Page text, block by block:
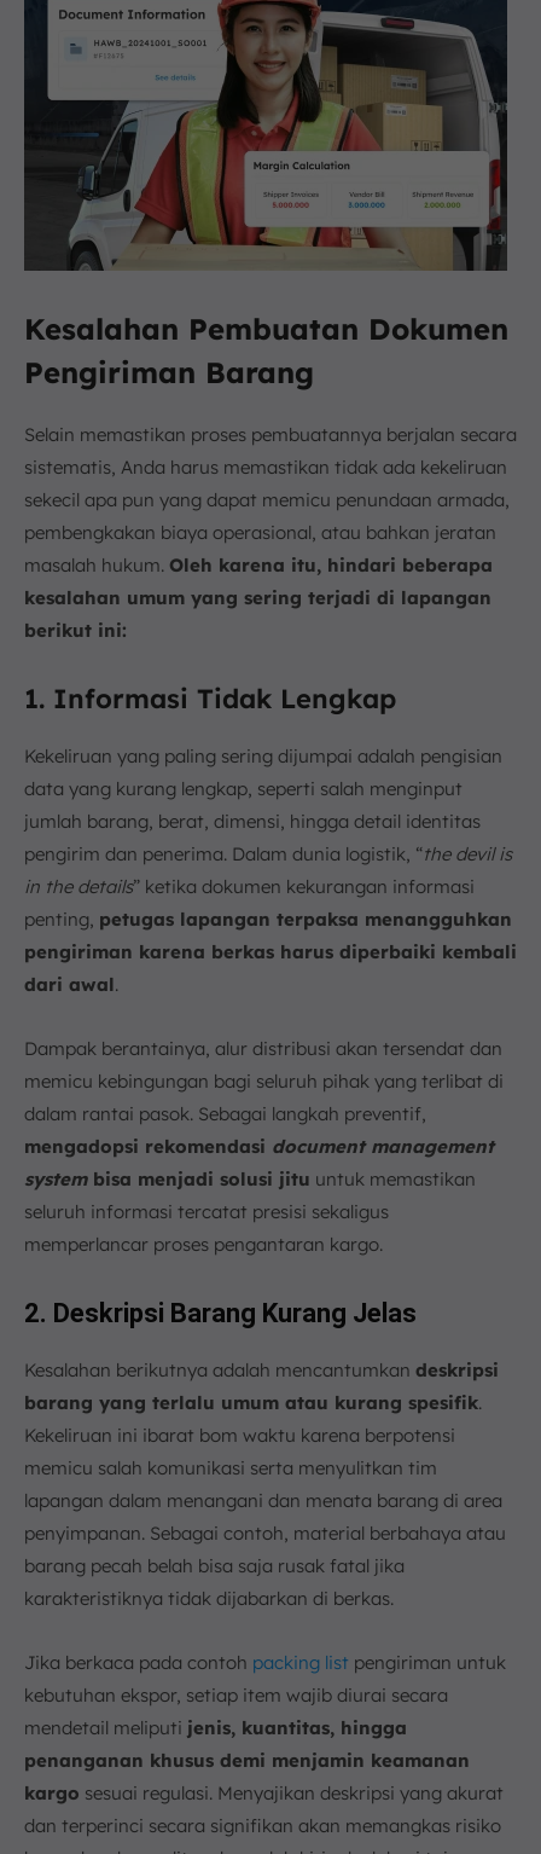
Kesalahan Pembuatan Dokumen
Pengiriman Barang
Selain memastikan proses pembuatannya berjalan secara
sistematis, Anda harus memastikan tidak ada kekeliruan
sekecil apa pun yang dapat memicu penundaan armada,
pembengkakan biaya operasional, atau bahkan jeratan
masalah hukum. Oleh karena itu, hindari beberapa
kesalahan umum yang sering terjadi di lapangan
berikut ini:
1. Informasi Tidak Lengkap
Kekeliruan yang paling sering dijumpai adalah pengisian
data yang kurang lengkap, seperti salah menginput
jumlah barang, berat, dimensi, hingga detail identitas
pengirim dan penerima. Dalam dunia logistik, “the devil is
in the details” ketika dokumen kekurangan informasi
penting, petugas lapangan terpaksa menangguhkan
pengiriman karena berkas harus diperbaiki kembali
dari awal.
Dampak berantainya, alur distribusi akan tersendat dan
memicu kebingungan bagi seluruh pihak yang terlibat di
dalam rantai pasok. Sebagai langkah preventif,
mengadopsi rekomendasi document management
systembisa menjadi solusi jitu untuk memastikan
seluruh informasi tercatat presisi sekaligus
memperlancar proses pengantaran kargo.
2. Deskripsi Barang Kurang Jelas
Kesalahan berikutnya adalah mencantumkan deskripsi
barang yang terlalu umum atau kurang spesifik.
Kekeliruan ini ibarat bom waktu karena berpotensi
memicu salah komunikasi serta menyulitkan tim
lapangan dalam menangani dan menata barang di area
penyimpanan. Sebagai contoh, material berbahaya atau
barang pecah belah bisa saja rusak fatal jika
karakteristiknya tidak dijabarkan di berkas.
Jika berkaca pada contoh packing list pengiriman untuk
kebutuhan ekspor, setiap item wajib diurai secara
mendetail meliputi jenis, kuantitas, hingga
penanganan khusus demi menjamin keamanan
kargo sesuai regulasi. Menyajikan deskripsi yang akurat
dan terperinci secara signifikan akan memangkas risiko